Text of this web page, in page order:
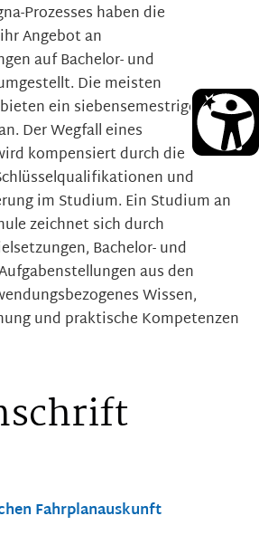
Prozesses haben die
Angebot an
auf Bachelor- und
Die meisten
ein siebensemestriges
Der Wegfall eines
kompensiert durch die
und
im Studium. Ein Studium an
zeichnet sich durch
Bachelor- und
aus den
Wissen,
und praktische Kompetenzen
Fahrplanauskunft